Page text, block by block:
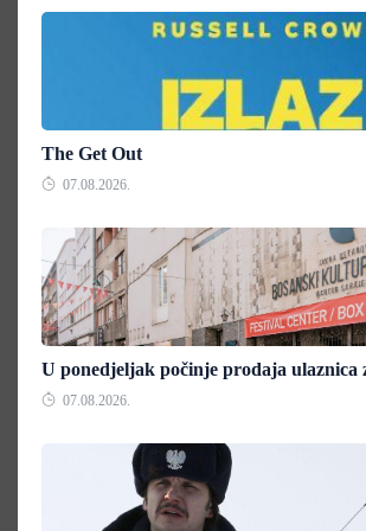
The Get Out
07.08.2026.
U ponedjeljak počinje prodaja ulaznica
07.08.2026.